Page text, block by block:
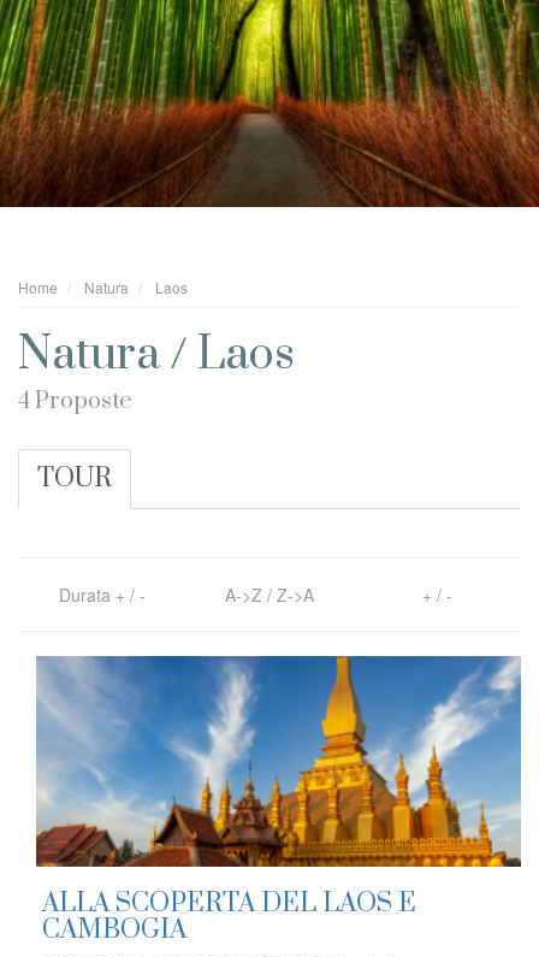
Home Natura Laos
Natura / Laos
4 Proposte
TOUR
Durata + / - A->Z / Z->A + / -
ALLA SCOPERTA DEL LAOS E
CAMBOGIA